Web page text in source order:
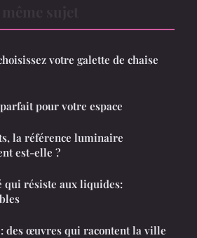
votre galette de chaise
pour votre espace
la référence luminaire
est-elle ?
qui résiste aux liquides:
des œuvres qui racontent la ville